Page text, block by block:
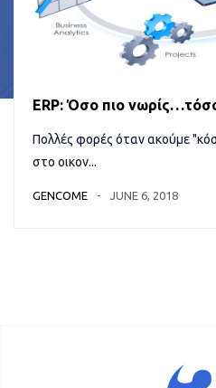
ERP: Όσο πιο
Πολλές φορές όταν ακούμε
στο οικον...
GENCOME JUNE 6, 2018